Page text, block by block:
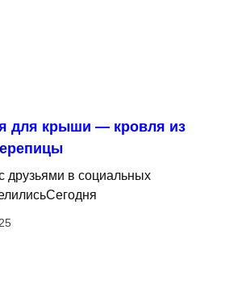
для крыши — кровля из
друзьями в социальных